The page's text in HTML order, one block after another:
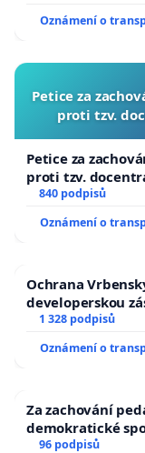
Oznámení o
Petice za
proti tzv.
Petice za
proti tzv.
840 podpisů
Oznámení o
Ochrana
developerskou
1 328 podpisů
Oznámení o
Za zachování
demokratické
96 podpisů